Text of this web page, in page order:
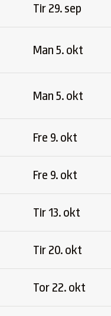
Tir 29. sep
Man 5. okt
Man 5. okt
Fre 9. okt
Fre 9. okt
Tir 13. okt
Tir 20. okt
Tor 22. okt